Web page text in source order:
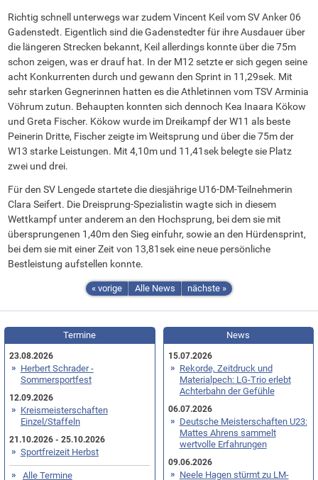
Richtig schnell unterwegs war zudem Vincent Keil vom SV Anker 06
Gadenstedt. Eigentlich sind die Gadenstedter für ihre Ausdauer über
die längeren Strecken bekannt, Keil allerdings konnte über die 75m
schon zeigen, was er drauf hat. In der M12 setzte er sich gegen seine
acht Konkurrenten durch und gewann den Sprint in 11,29sek. Mit
sehr starken Gegnerinnen hatten es die Athletinnen vom TSV Arminia
Vöhrum zutun. Behaupten konnten sich dennoch Kea Inaara Kökow
und Greta Fischer. Kökow wurde im Dreikampf der W11 als beste
Peinerin Dritte, Fischer zeigte im Weitsprung und über die 75m der
W13 starke Leistungen. Mit 4,10m und 11,41sek belegte sie Platz
zwei und drei.
Für den SV Lengede startete die diesjährige U16-DM-Teilnehmerin
Clara Seifert. Die Dreisprung-Spezialistin wagte sich in diesem
Wettkampf unter anderem an den Hochsprung, bei dem sie mit
übersprungenen 1,40m den Sieg einfuhr, sowie an den Hürdensprint,
bei dem sie mit einer Zeit von 13,81sek eine neue persönliche
Bestleistung aufstellen konnte.
« vorige Alle News nächste »
Termine
23.08.2026
Herbert Schrader -
Sommersportfest
12.09.2026
Kreismeisterschaften
Einzel/Staffeln
21.10.2026 - 25.10.2026
Sportfreizeit Herbst
Alle Termine
News
15.07.2026
Rekorde, Zeitdruck und
Materialpech: LG-Trio erlebt
Achterbahn der Gefühle
06.07.2026
Deutsche Meisterschaften U23:
Mattes Ahrens sammelt
wertvolle Erfahrungen
09.06.2026
Neele Hagen stürmt zu LM-